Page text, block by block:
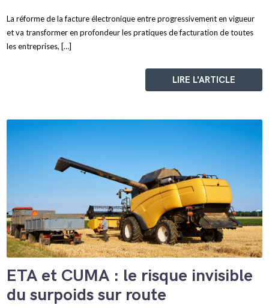
La réforme de la facture électronique entre progressivement en vigueur
et va transformer en profondeur les pratiques de facturation de toutes
les entreprises, […]
LIRE L'ARTICLE
ETA et CUMA : le risque invisible
du surpoids sur route